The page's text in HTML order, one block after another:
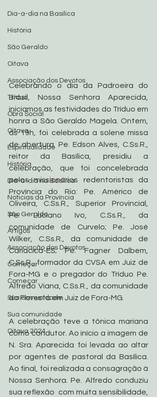
Dia-a-dia na Basílica
História
São Geraldo
Oitava
Associação dos Devotos
Tríduo
Obra Social
Oitava
Espiritualidade
História
Dia-a-dia na Basílica
Noticias da Província
São Geraldo
Artigos
Associação dos Devotos
Começar
Começar
Sua comunidade
Sua comunidade
Oitava 2024
Celebrando o dia da Padroeira do
Brasil, Nossa Senhora Aparecida,
iniciamos as festividades do Tríduo em
honra a São Geraldo Magela. Ontem,
às 19h, foi celebrada a solene missa
de abertura. Pe. Edson Alves, C.Ss.R.,
reitor da Basílica, presidiu a
celebração, que foi concelebrada
pelos missionários redentoristas da
Província do Rio: Pe. Américo de
Oliveira, C.Ss.R., Superior Provincial,
Pe. Luciano Ivo, C.Ss.R., da
comunidade de Curvelo; Pe. José
Wilker, C.Ss.R., da comunidade de
Cariacica-ES; Pe. Fagner Dalbem,
C.Ss.R., formador da CVSA em Juiz de
Fora-MG e o pregador do Tríduo Pe.
Alfredo Viana, C.Ss.R., da comunidade
do Floresta em Juiz de Fora-MG.
A celebração teve a tônica mariana
como condutor. Ao início a imagem de
N. Sra. Aparecida foi levada ao altar
por agentes de pastoral da Basílica.
Ao final, foi realizada a consagração à
Nossa Senhora. Pe. Alfredo conduziu
sua reflexão  com muita sensibilidade,